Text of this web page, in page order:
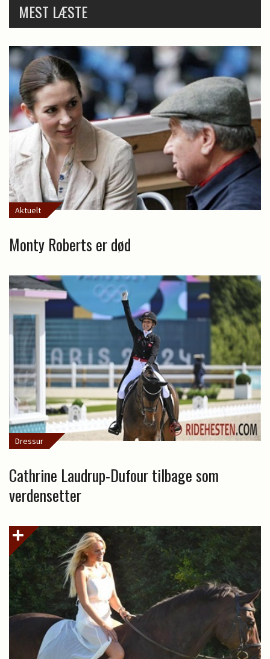
MEST LÆSTE
Aktuelt
Monty Roberts er død
Dressur
Cathrine Laudrup-Dufour tilbage som
verdensetter